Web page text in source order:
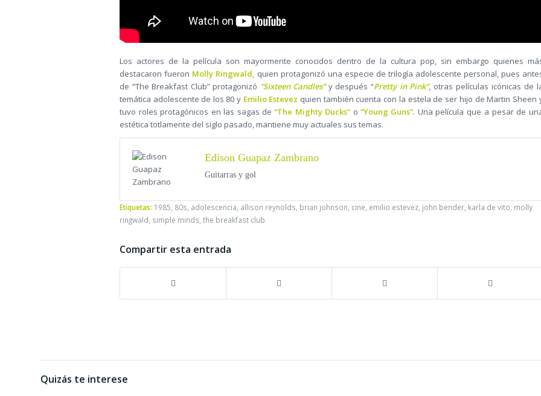
Los actores de la película son mayormente conocidos dentro de la cultura pop, sin embargo quienes
destacaron fueron Molly Ringwald, quien protagonizó una especie de trilogía adolescente personal, pues
de “The Breakfast Club” protagonizó “Sixteen Candles”y después “Pretty in Pink”, otras películas icónicas de
temática adolescente de los 80 y Emilio Estevez quien también cuenta con la estela de ser hijo de Martin Sheen
tuvo roles protagónicos en las sagas de “The Mighty Ducks” o “Young Guns”. Una película que a pesar de
estética totlamente del siglo pasado, mantiene muy actuales sus temas.
Edison Guapaz Zambrano
Guitarras y gol
Etiquetas: 1985 80s adolescencia allison reynolds brian johnson cine emilio estevez john bender karla de vito molly
ringwald simple minds the breakfast club
Compartir esta entrada
Quizás te interese